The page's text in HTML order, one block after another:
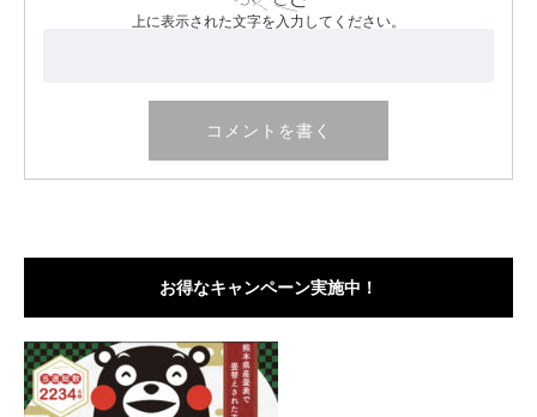
上に表示された文字を入力してください。
お得なキャンペーン実施中！